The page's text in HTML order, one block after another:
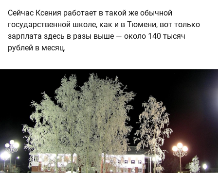
Сейчас Ксения работает в такой же обычной
государственной школе, как и в Тюмени, вот только
зарплата здесь в разы выше — около 140 тысяч
рублей в месяц.